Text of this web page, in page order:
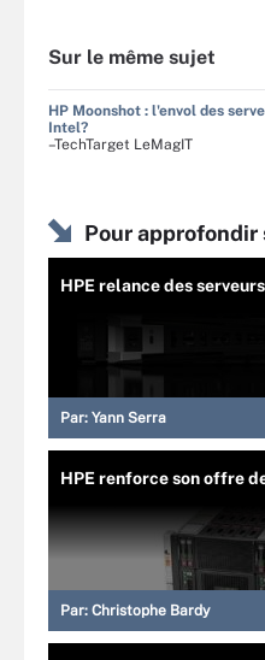
Sur le même sujet
HP Moonshot : l'envol des
Intel?
–TechTarget LeMagIT
Pour approfondir
HPE relance des
Par: Yann Serra
HPE renforce son offre
Par: Christophe Bardy